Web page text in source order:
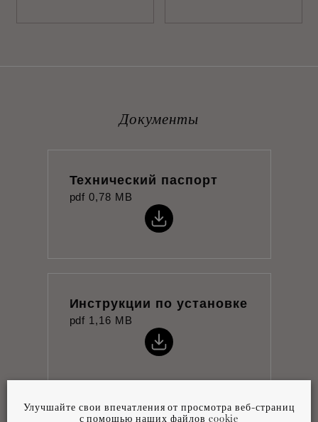
Документы
Технический паспорт
pdf 0,78 MB
Инструкции по установке
pdf 1,16 MB
Улучшайте свои впечатления от просмотра веб-страниц
с помощью наших файлов cookie